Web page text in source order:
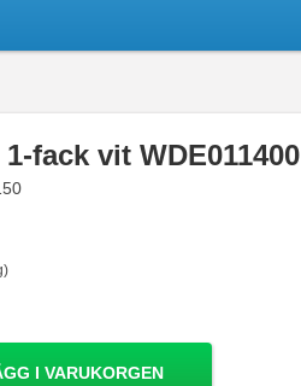
fack vit WDE011400
I VARUKORGEN